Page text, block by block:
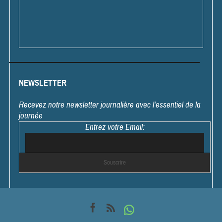
NEWSLETTER
Recevez notre newsletter journalière avec l'essentiel de la
journée
Entrez votre Email: